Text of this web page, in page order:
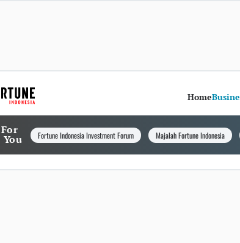
Home
For
You Fortune Indonesia Investment Forum Majalah Fortune Indonesia